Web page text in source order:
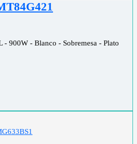
900W - Blanco - Sobremesa - Plato